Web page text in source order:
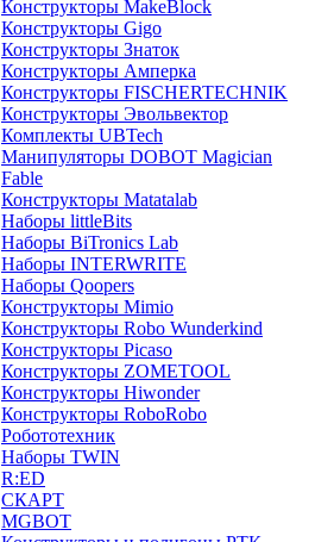
Конструкторы MakeBlock
Конструкторы Gigo
Конструкторы Знаток
Конструкторы Амперка
Конструкторы FISCHERTECHNIK
Конструкторы Эвольвектор
Комплекты UBTech
Манипуляторы DOBOT Magician
Fable
Конструкторы Matatalab
Наборы littleBits
Наборы BiTronics Lab
Наборы INTERWRITE
Наборы Qoopers
Конструкторы Mimio
Конструкторы Robo Wunderkind
Конструкторы Picaso
Конструкторы ZOMETOOL
Конструкторы Hiwonder
Конструкторы RoboRobo
Робототехник
Наборы TWIN
R:ED
СКАРТ
MGBOT